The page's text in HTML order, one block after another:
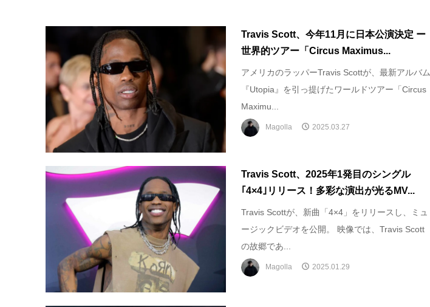
Travis Scott、今年11月に日本公演決定 ー
世界的ツアー「Circus Maximus...
アメリカのラッパーTravis Scottが、最新アルバム
『Utopia』を引っ提げたワールドツアー「Circus
Maximu...
Magolla 2025.03.27
Travis Scott、2025年1発目のシングル
｢4×4｣リリース！多彩な演出が光るMV...
Travis Scottが、新曲「4×4」をリリースし、ミュ
ージックビデオを公開。 映像では、Travis Scott
の故郷であ...
Magolla 2025.01.29